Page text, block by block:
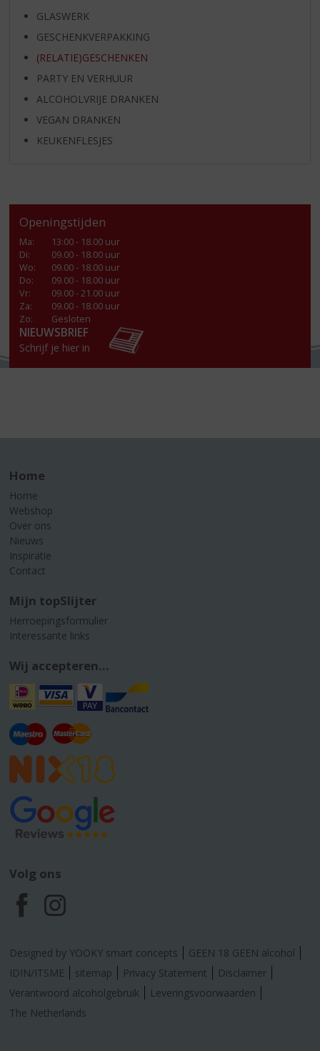
GLASWERK
GESCHENKVERPAKKING
(RELATIE)GESCHENKEN
PARTY EN VERHUUR
ALCOHOLVRIJE DRANKEN
VEGAN DRANKEN
KEUKENFLESJES
Openingstijden
Ma:
13:00 - 18.00 uur
Di:
09.00 - 18.00 uur
Wo:
09.00 - 18.00 uur
Do:
09.00 - 18.00 uur
Vr:
09.00 - 21.00 uur
Za:
09.00 - 18.00 uur
Zo:
Gesloten
NIEUWSBRIEF
Schrijf je hier in
Home
Home
Webshop
Over ons
Nieuws
Inspiratie
Contact
Mijn topSlijter
Herroepingsformulier
Interessante links
Wij accepteren...
Volg ons
F
a
c
e
I
n
s
t
Designed by YOOKY smart concepts
GEEN 18 GEEN alcohol
IDIN/ITSME
sitemap Privacy Statement
Disclaimer
Verantwoord alcoholgebruik
Leveringsvoorwaarden
The Netherlands